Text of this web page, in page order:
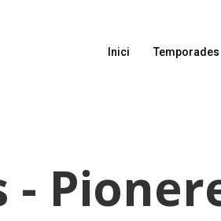
Inici Temporades